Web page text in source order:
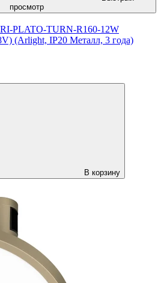
просмотр
PLATO-TURN-R160-12W
(Arlight, IP20 Металл, 3 года)
В корзину